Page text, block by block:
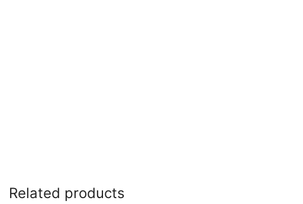
Related products